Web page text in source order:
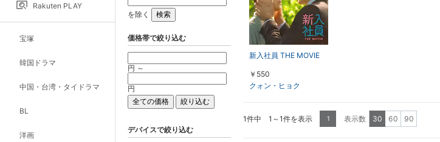
Rakuten PLAY
宝塚
韓国ドラマ
中国・台湾・タイドラマ
BL
洋画
新入社員 THE MOVIE
￥550
クォン・ヒョク
1件中 1～1件を表示 1 表示数 30 60 90
を除く
価格帯で絞り込む
円 ～
円
デバイスで絞り込む